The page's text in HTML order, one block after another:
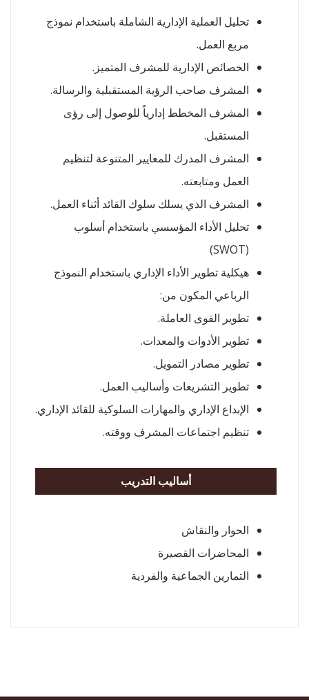
تحليل العملية الإدارية الشاملة باستخدام نموذج
مربع العمل.
الخصائص الإدارية للمشرف المتميز.
المشرف صاحب الرؤية المستقبلية والرسالة.
المشرف المخطط إدارياً للوصول إلى رؤى
المستقبل.
المشرف المدرك للمعايير المتنوعة لتنظيم
العمل ومتابعته.
المشرف الذي يسلك سلوك القائد أثناء العمل.
تحليل الأداء المؤسسي باستخدام أسلوب
(SWOT)
هيكلية تطوير الأداء الإداري باستخدام النموذج
الرباعي المكون من:
تطوير القوى العاملة.
تطوير الأدوات والمعدات.
تطوير مصادر التمويل.
تطوير التشريعات وأساليب العمل.
الإبداع الإداري والمهارات السلوكية للقائد الإداري.
تنظيم اجتماعات المشرف ووقته.
أساليب التدريب
الحوار والنقاش
المحاضرات القصيرة
التمارين الجماعية والفردية